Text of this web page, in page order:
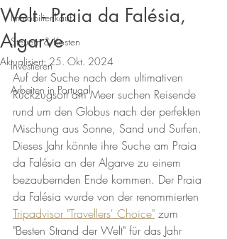
Immobilienkauf
Steuern & Kosten
Investieren
Arbeiten in Portugal
Welt - Praia da Falésia,
Algarve
Aktualisiert: 25. Okt. 2024
Auf der Suche nach dem ultimativen
Rückzugsort am Meer suchen Reisende
rund um den Globus nach der perfekten
Mischung aus Sonne, Sand und Surfen.
Dieses Jahr könnte ihre Suche am Praia
da Falésia an der Algarve zu einem
bezaubernden Ende kommen. Der Praia
da Falésia wurde von der renommierten
Tripadvisor "Travellers' Choice" zum
"Besten Strand der Welt" für das Jahr